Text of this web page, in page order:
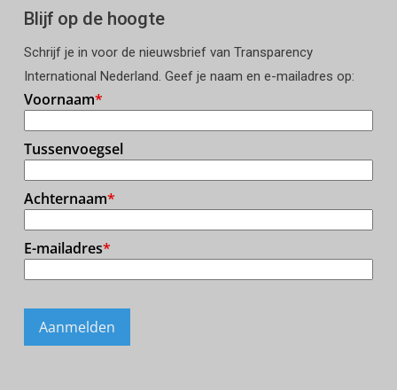
Blijf op de hoogte
Schrijf je in voor de nieuwsbrief van Transparency
International Nederland. Geef je naam en e-mailadres op: